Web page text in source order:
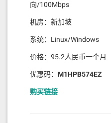
向/100Mbps
机房：新加坡
系统：Linux/Windows
价格：95.2人民币一个月
优惠码： M1HPB574EZ
购买链接